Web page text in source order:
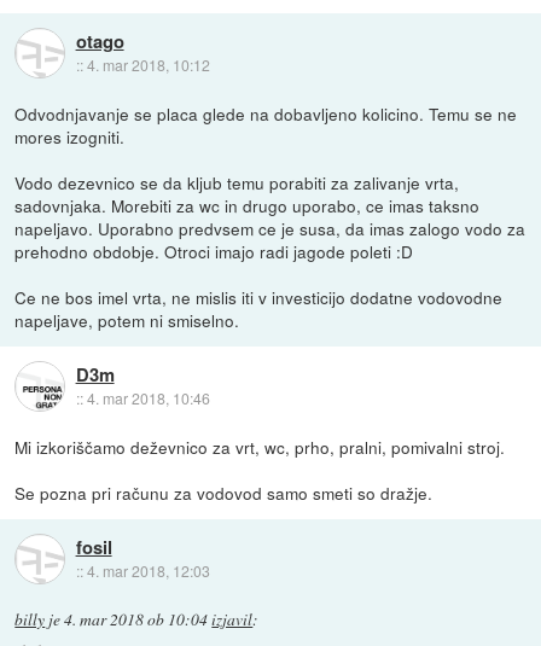
otago
::4. mar 2018, 10:12
Odvodnjavanje se placa glede na dobavljeno kolicino. Temu se ne
mores izogniti.
Vodo dezevnico se da kljub temu porabiti za zalivanje vrta,
sadovnjaka. Morebiti za wc in drugo uporabo, ce imas taksno
napeljavo. Uporabno predvsem ce je susa, da imas zalogo vodo za
prehodno obdobje. Otroci imajo radi jagode poleti :D
Ce ne bos imel vrta, ne mislis iti v investicijo dodatne vodovodne
napeljave, potem ni smiselno.
D3m
::4. mar 2018, 10:46
Mi izkoriščamo deževnico za vrt, wc, prho, pralni, pomivalni stroj.
Se pozna pri računu za vodovod samo smeti so dražje.
fosil
::4. mar 2018, 12:03
billy je4. mar 2018 ob 10:04izjavil: